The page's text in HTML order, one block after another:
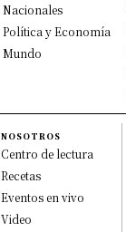
Nacionales
Política y Economía
Mundo
NOSOTROS
Centro de lectura
Recetas
Eventos en vivo
Video